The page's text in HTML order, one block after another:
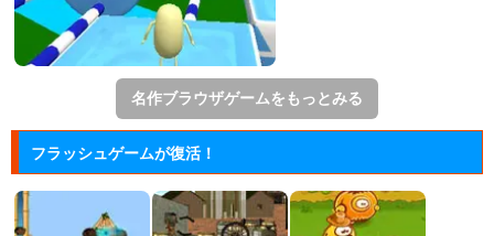
名作ブラウザゲームをもっとみる
フラッシュゲームが復活！